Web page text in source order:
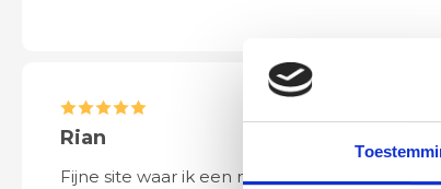
Rian
Fijne site waar ik een mooie
Het